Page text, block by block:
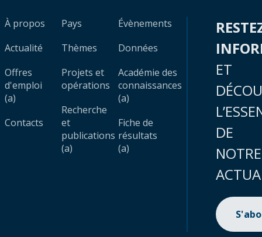
À propos
Actualité
Offres
d'emploi
(a)
Contacts
Pays
Thèmes
Projets et
opérations
Recherche
et
publications
(a)
Évènements
Données
Académie des
connaissances
(a)
Fiche de
résultats
(a)
ET
DE
NOTRE